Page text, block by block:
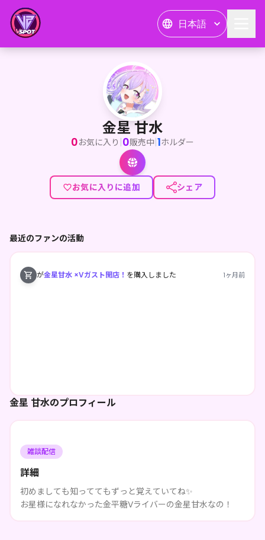
日本語
金星 甘水
<p>初めましても知っててもずっと覚えていてね✨</p><p>
金星 甘水
0お気に入り |0販売中|1ホルダー
お気に入りに追加 シェア
金星 甘水のプロフィール
雑談配信
詳細
初めましても知っててもずっと覚えていてね✨
お星様になれなかった金平糖Vライバーの金星甘水なの！
最近のファンの活動
が金星甘水 ×Vガスト開店！ を購入しました 1ヶ月前